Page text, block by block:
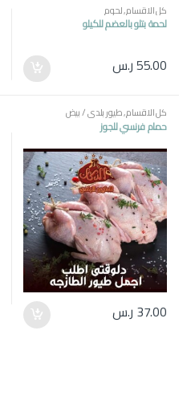
كل الاقسام,لحوم
لحمة بتلو بالعضم للكيلو
55.00ر.س
كل الاقسام,طيور بلدي / بيض
حمام فرنسي للجوز
37.00 ر.س